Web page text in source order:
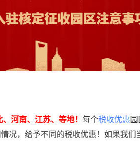
、河南、江苏、等地！ 每个税收优惠
况，给予不同的税收优惠！如果我